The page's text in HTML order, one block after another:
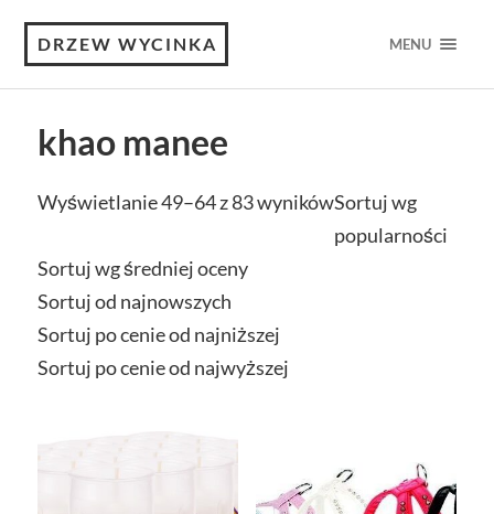
DRZEW WYCINKA MENU
khao manee
Wyświetlanie 49–64 z 83 wynikówSortuj wg
popularności
Sortuj wg średniej oceny
Sortuj od najnowszych
Sortuj po cenie od najniższej
Sortuj po cenie od najwyższej